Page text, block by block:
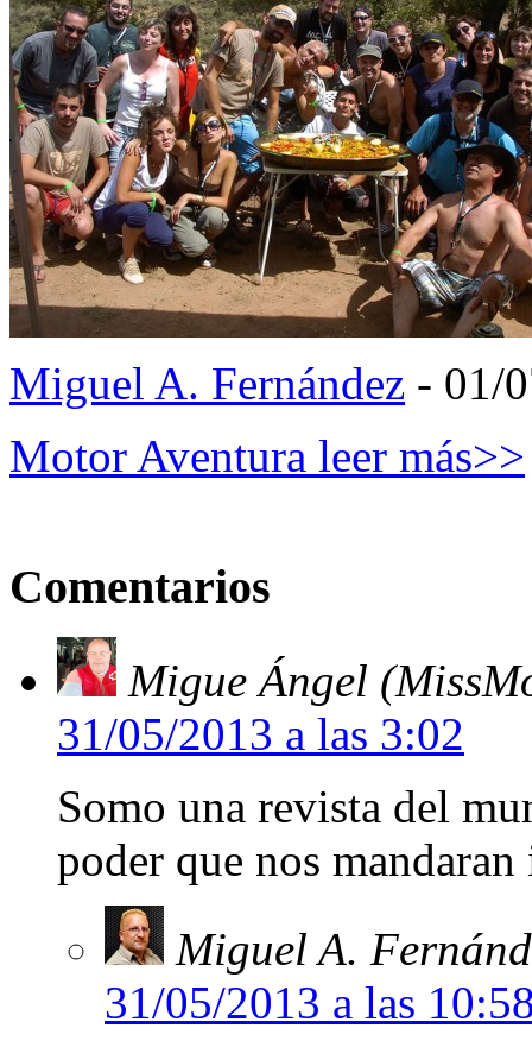
Miguel A. Fernández - 01/
Motor Aventura leer más>>
Comentarios
Migue Ángel
31/05/2013 a las 3:02
Somo una revista del
poder que nos
Miguel A.
31/05/2013 a las